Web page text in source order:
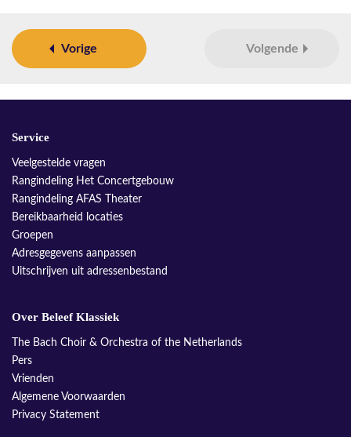
Vorige Volgende
Service
Veelgestelde vragen
Rangindeling Het Concertgebouw
Rangindeling AFAS Theater
Bereikbaarheid locaties
Groepen
Adresgegevens aanpassen
Uitschrijven uit adressenbestand
Over Beleef Klassiek
The Bach Choir & Orchestra of the Netherlands
Pers
Vrienden
Algemene Voorwaarden
Privacy Statement